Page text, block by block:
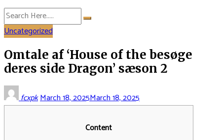
Uncategorized
Omtale af ‘House of the besøge
deres side Dragon’ sæson 2
fcxpkMarch 18, 2025March 18, 2025
Content